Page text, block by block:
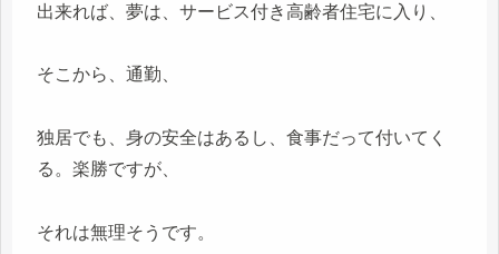
出来れば、夢は、サービス付き高齢者住宅に入り、
そこから、通勤、
独居でも、身の安全はあるし、食事だって付いてく
る。楽勝ですが、
それは無理そうです。